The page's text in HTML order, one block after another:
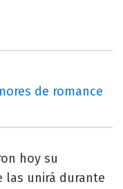
de romance
hoy su
las unirá durante